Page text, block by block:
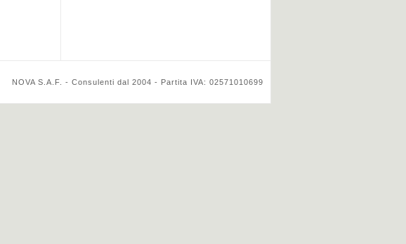
NOVA S.A.F. - Consulenti dal 2004 - Partita IVA: 02571010699